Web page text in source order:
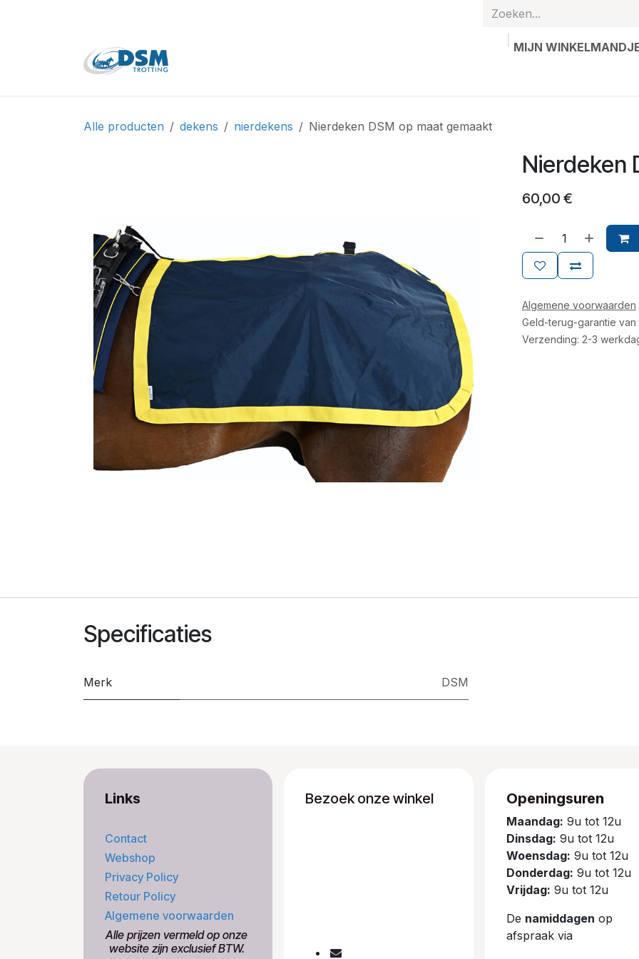
MIJN
Alle producten dekens nierdekens Nierdeken DSM op maat gemaakt
Nierdeken
60,00 €
Algemene voorwaarden
Geld-terug-garantie van
Verzending: 2-3
Specificaties
Merk DSM
Links
Contact
Webshop
Privacy Policy
Retour Policy
Algemene voorwaarden
​Alle prijzen vermeld op onze
​website zijn exclusief BTW.
Bezoek onze winkel Openingsuren
Maandag: 9u tot 12u
Dinsdag: 9u tot 12u
Woensdag: 9u tot 12u
Donderdag: 9u tot 12u
Vrijdag: 9u tot 12u
De namiddagen op
afspraak via